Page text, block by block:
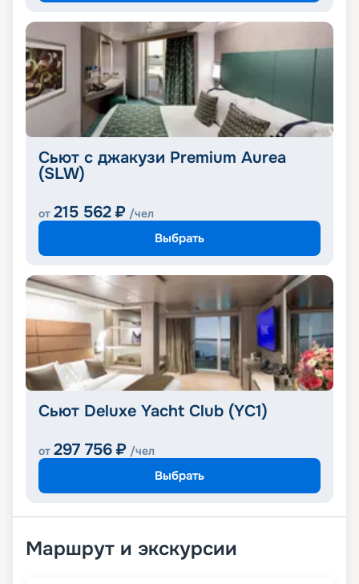
Сьют с джакузи Premium Aurea
(SLW)
от 215 562 ₽ /чел
Выбрать
Сьют Deluxe Yacht Club (YC1)
от 297 756 ₽ /чел
Выбрать
Маршрут и экскурсии